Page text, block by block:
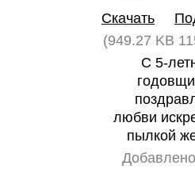
Скачать
(949.27 KB
С 5-
любви
пылкой